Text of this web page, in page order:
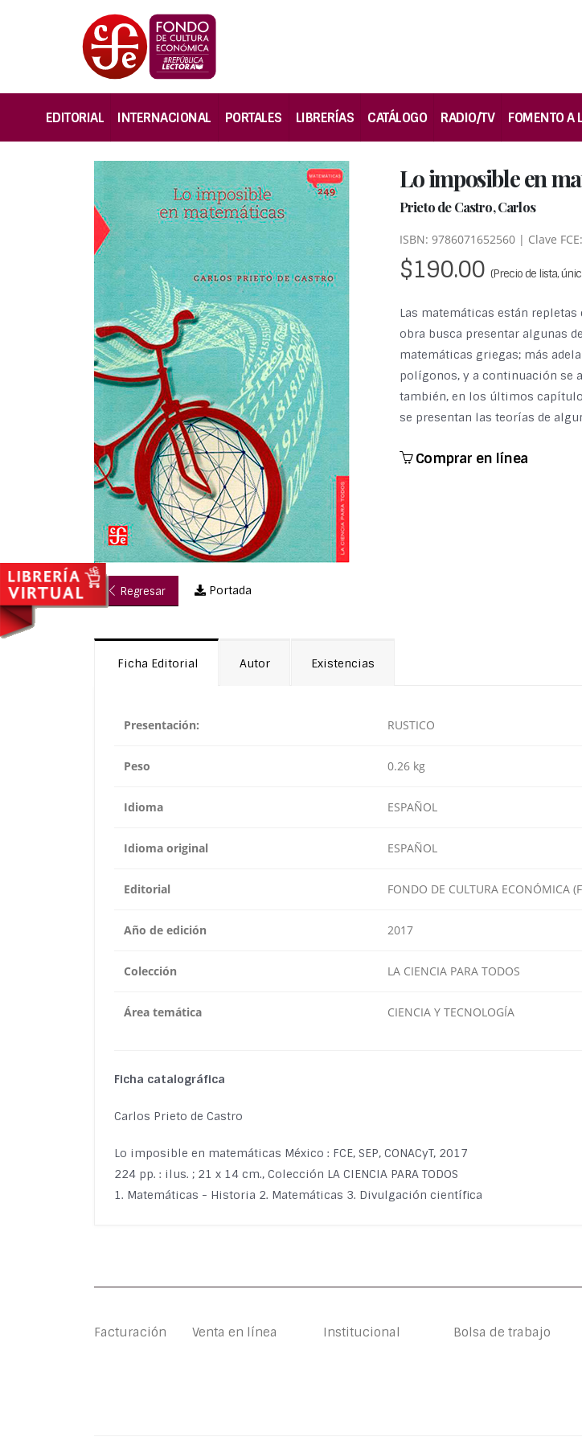
EDITORIAL INTERNACIONAL PORTALES LIBRERÍAS CATÁLOGO RADIO/TV FOMENTO A
Regresar Portada
Lo imposible en
Prieto de Castro, Carlos
ISBN: 9786071652560 | Clave
$190.00 (Precio de lista,
Las matemáticas están
obra busca presentar algunas
matemáticas griegas; más
polígonos, y a continuación se
también, en los últimos
se presentan las teorías de
Comprar en línea
Ficha Editorial Autor Existencias
Presentación: RUSTICO
Peso 0.26 kg
Idioma ESPAÑOL
Idioma original ESPAÑOL
Editorial FONDO DE CULTURA ECONÓMICA
Año de edición 2017
Colección LA CIENCIA PARA TODOS
Área temática CIENCIA Y TECNOLOGÍA
Ficha catalográfica
Carlos Prieto de Castro
Lo imposible en matemáticas México : FCE, SEP, CONACyT, 2017
224 pp. : ilus. ; 21 x 14 cm., Colección LA CIENCIA PARA TODOS
1. Matemáticas - Historia 2. Matemáticas 3. Divulgación científica
Facturación Venta en línea Institucional Bolsa de trabajo